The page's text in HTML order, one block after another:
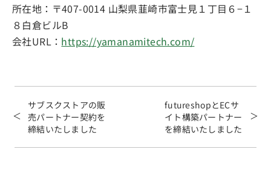
所在地：〒407-0014 山梨県韮崎市富士見１丁目６−１
８白倉ビルB
会社URL： https://yamanamitech.com/
サブスクストアの販
売パートナー契約を
締結いたしました
futureshopとECサ
イト構築パートナー
を締結いたしました